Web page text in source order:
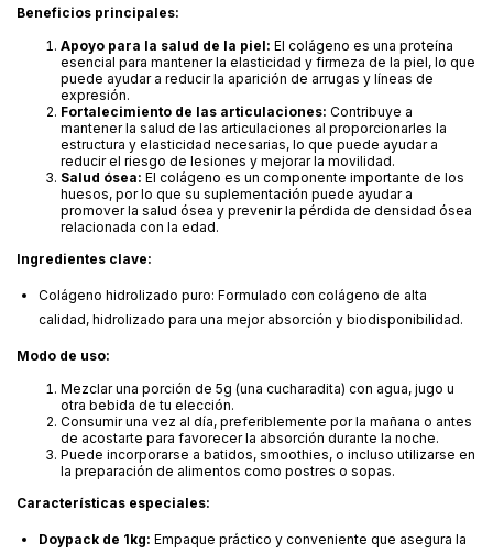
Beneficios principales:
Apoyo para la salud de la piel: El colágeno es una proteína
esencial para mantener la elasticidad y firmeza de la piel, lo que
puede ayudar a reducir la aparición de arrugas y líneas de
expresión.
Fortalecimiento de las articulaciones: Contribuye a
mantener la salud de las articulaciones al proporcionarles la
estructura y elasticidad necesarias, lo que puede ayudar a
reducir el riesgo de lesiones y mejorar la movilidad.
Salud ósea: El colágeno es un componente importante de los
huesos, por lo que su suplementación puede ayudar a
promover la salud ósea y prevenir la pérdida de densidad ósea
relacionada con la edad.
Ingredientes clave:
Colágeno hidrolizado puro: Formulado con colágeno de alta
calidad, hidrolizado para una mejor absorción y biodisponibilidad.
Modo de uso:
Mezclar una porción de 5g (una cucharadita) con agua, jugo u
otra bebida de tu elección.
Consumir una vez al día, preferiblemente por la mañana o antes
de acostarte para favorecer la absorción durante la noche.
Puede incorporarse a batidos, smoothies, o incluso utilizarse en
la preparación de alimentos como postres o sopas.
Características especiales:
Doypack de 1kg: Empaque práctico y conveniente que asegura la